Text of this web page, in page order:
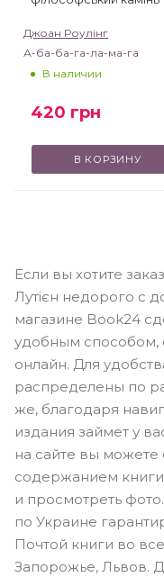
Джоан Роулінг
А-ба-ба-га-ла-ма-га
В наличии
420 грн
В КОРЗИНУ
Если вы хотите
Лутієн недорого с
магазине Book24
удобным
онлайн. Для
распределены по
же, благодаря
издания займет у
на сайте вы можете
содержанием
и просмотреть
по Украине
Почтой книги во
Запорожье, Львов.